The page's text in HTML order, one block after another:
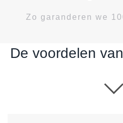
Zo garanderen we
De voordelen